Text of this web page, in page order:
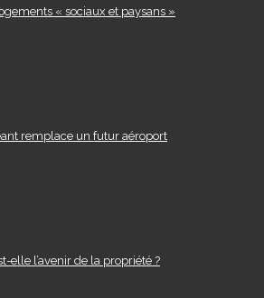
« sociaux et paysans »
remplace un futur aéroport
elle l’avenir de la propriété ?